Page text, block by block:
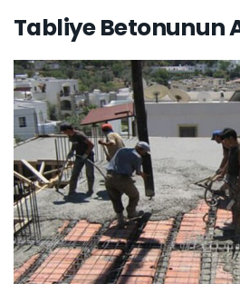
Tabliye Betonunun